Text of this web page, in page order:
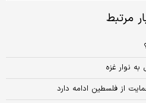
مرتبط
نوار غزه
از فلسطین ادامه دارد